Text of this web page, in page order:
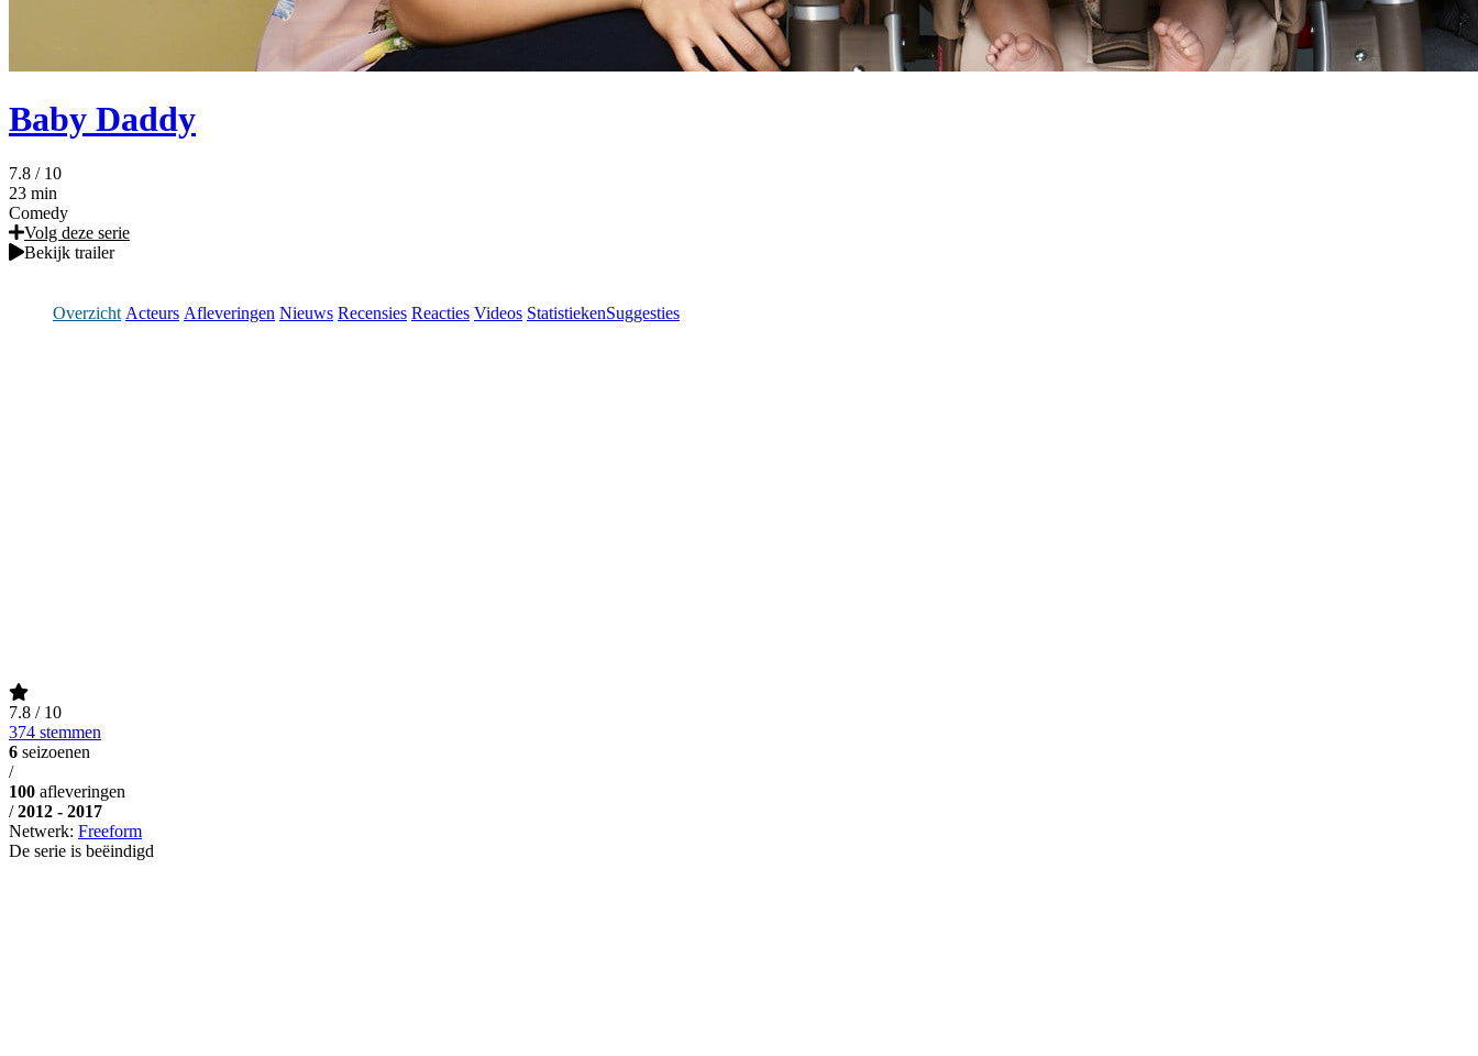
Baby Daddy
7.8 / 10
23 min
Comedy
Volg deze serie
Bekijk trailer
Overzicht Acteurs Afleveringen Nieuws Recensies Reacties Videos StatistiekenSuggesties
7.8 / 10
374 stemmen
6 seizoenen
/
100 afleveringen
/ 2012 - 2017
Netwerk: Freeform
De serie is beëindigd